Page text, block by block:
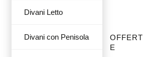
Divani Letto
Divani con Penisola
OFFERT
E